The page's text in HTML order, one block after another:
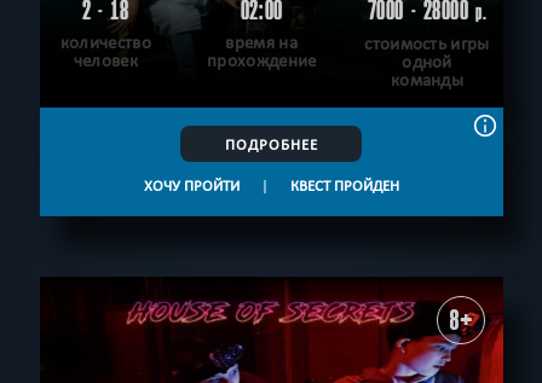
2 - 18
количество
человек
02:00
время на
прохождение
7000 - 28000р.
стоимость игры
одной
команды
ПОДРОБНЕЕ
ХОЧУ ПРОЙТИ | КВЕСТ ПРОЙДЕН
8+